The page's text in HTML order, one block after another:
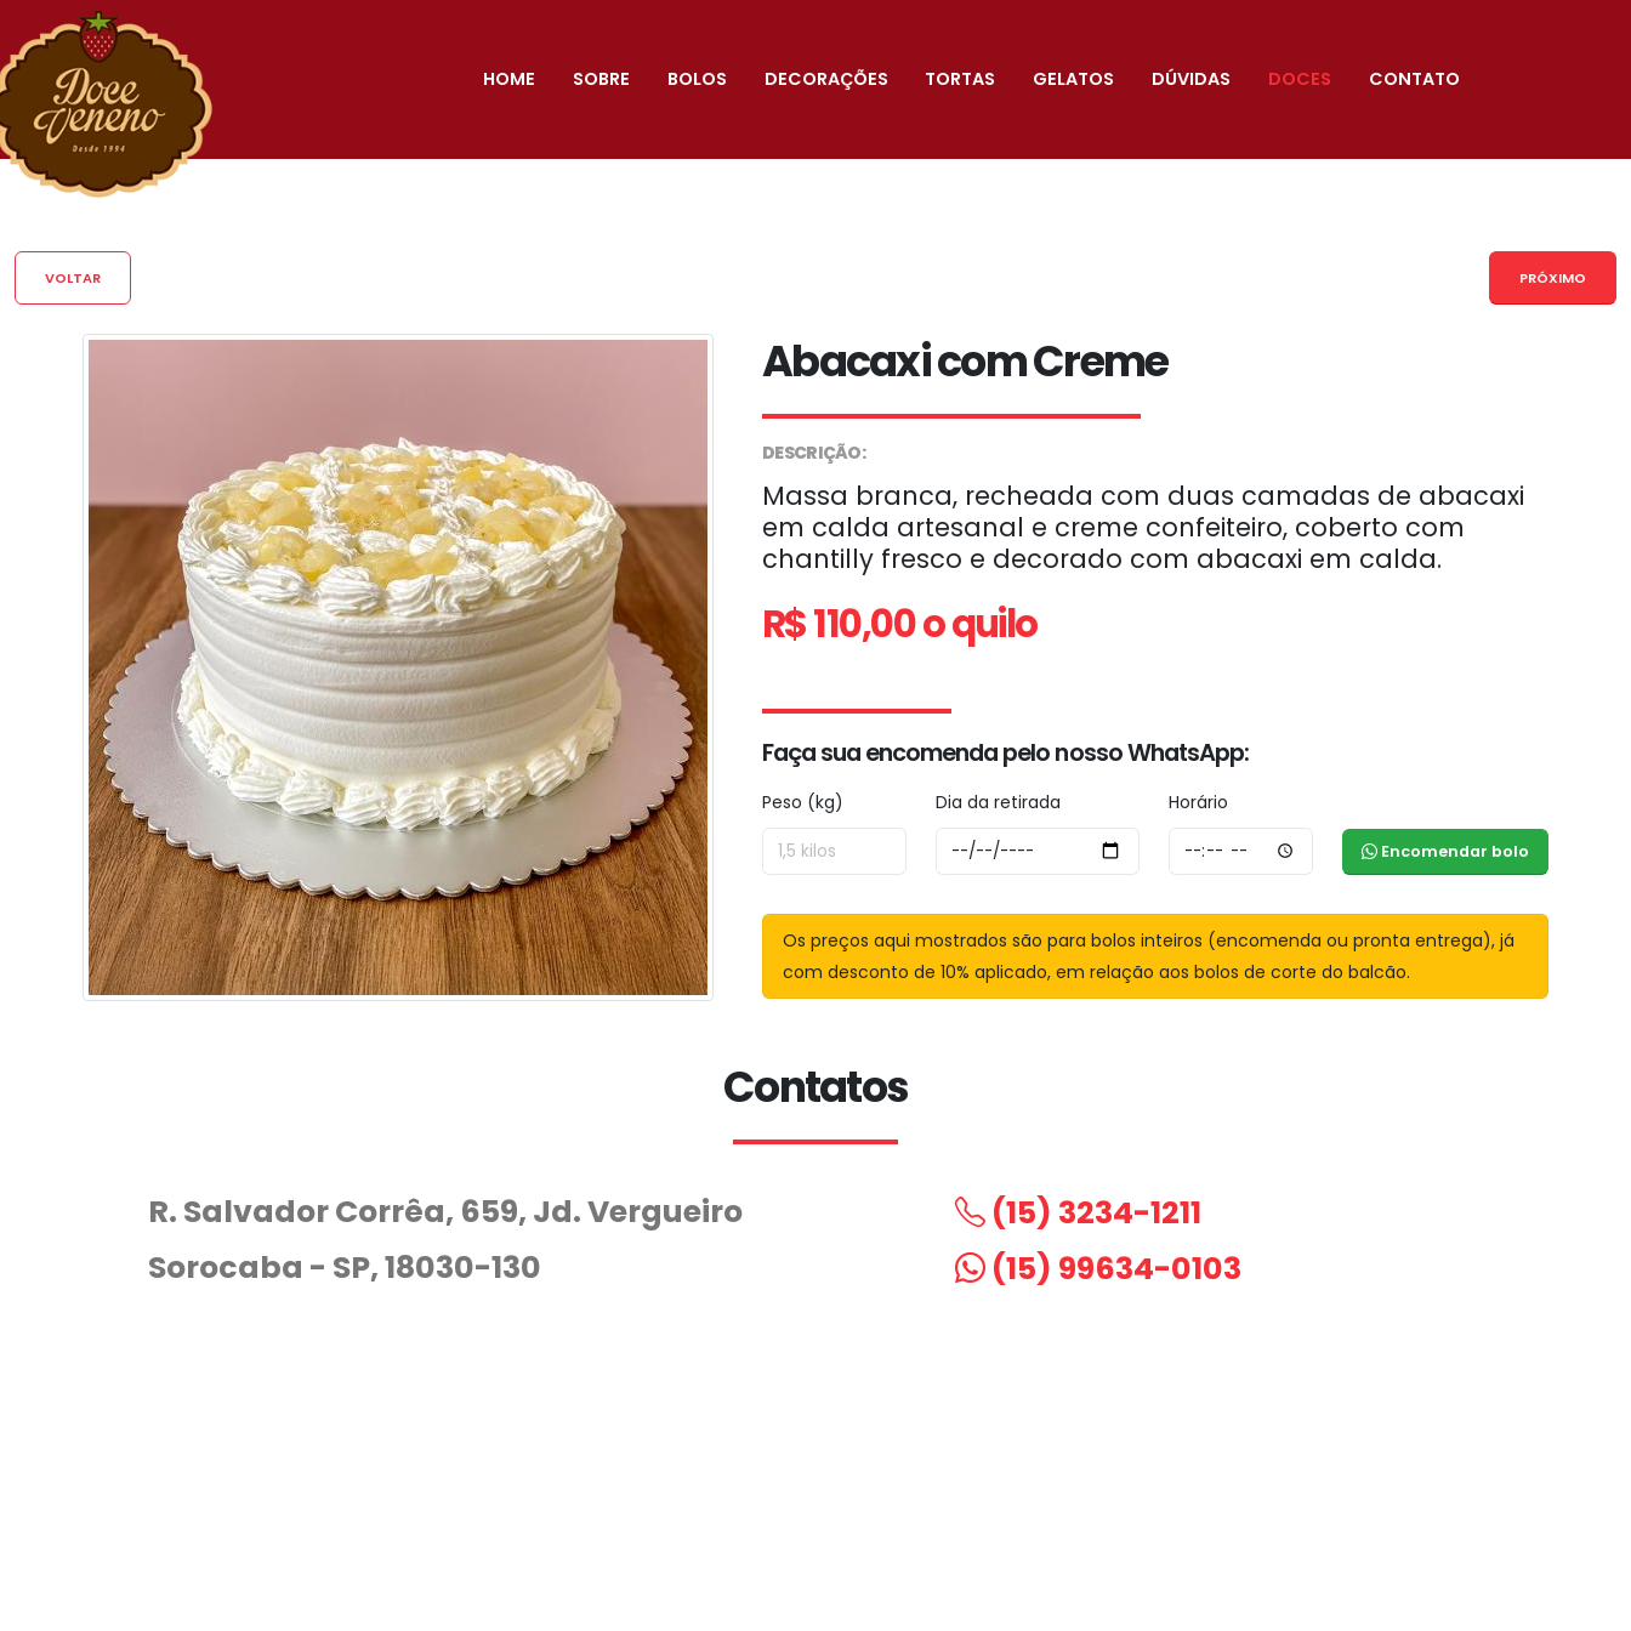
HOME SOBRE BOLOS DECORAÇÕES TORTAS GELATOS DÚVIDAS DOCES CONTATO
VOLTAR PRÓXIMO
Abacaxi com Creme
DESCRIÇÃO:
Massa branca, recheada com duas camadas de abacaxi
em calda artesanal e creme confeiteiro, coberto com
chantilly fresco e decorado com abacaxi em calda.
R$ 110,00o quilo
Faça sua encomenda pelo nosso WhatsApp:
Peso (kg) Dia da retirada Horário
Encomendar bolo
Os preços aqui mostrados são para bolos inteiros (encomenda ou pronta entrega), já
com desconto de 10% aplicado, em relação aos bolos de corte do balcão.
Contatos
R. Salvador Corrêa, 659, Jd. Vergueiro
Sorocaba - SP, 18030-130
(15) 3234-1211
(15) 99634-0103